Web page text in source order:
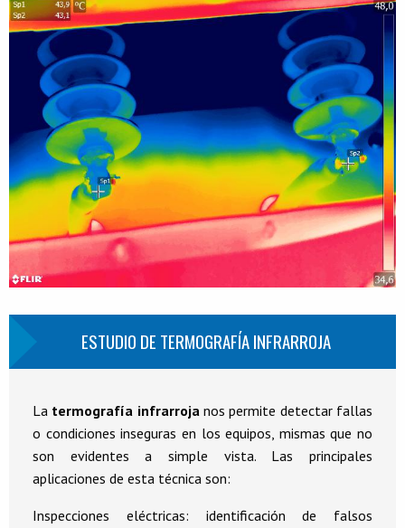
ESTUDIO DE TERMOGRAFÍA INFRARROJA
La termografía infrarrojanos permite detectar fallas
o condiciones inseguras en los equipos, mismas que no
son evidentes a simple vista. Las principales
aplicaciones de esta técnica son:
Inspecciones eléctricas: identificación de falsos